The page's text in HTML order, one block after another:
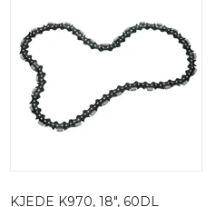
KJEDE K970, 18", 60DL